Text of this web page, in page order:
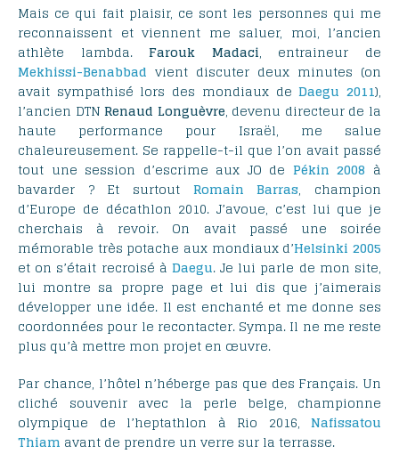
Mais ce qui fait plaisir, ce sont les personnes qui me
reconnaissent et viennent me saluer, moi, l’ancien
athlète lambda.Farouk Madaci, entraineur de
Mekhissi-Benabbad vient discuter deux minutes (on
avait sympathisé lors des mondiaux deDaegu 2011),
l’ancien DTNRenaud Longuèvre, devenu directeur de la
haute performance pour Israël, me salue
chaleureusement. Se rappelle-t-il que l’on avait passé
tout une session d’escrime aux JO de Pékin 2008 à
bavarder ? Et surtout Romain Barras, champion
d’Europe de décathlon 2010. J’avoue, c’est lui que je
cherchais à revoir. On avait passé une soirée
mémorable très potache aux mondiaux d’Helsinki 2005
et on s’était recroisé à Daegu. Je lui parle de mon site,
lui montre sa propre page et lui dis que j’aimerais
développer une idée. Il est enchanté et me donne ses
coordonnées pour le recontacter. Sympa. Il ne me reste
plus qu’à mettre mon projet en œuvre.
Par chance, l’hôtel n’héberge pas que des Français. Un
cliché souvenir avec la perle belge, championne
olympique de l’heptathlon à Rio 2016, Nafissatou
Thiam avant de prendre un verre sur la terrasse.